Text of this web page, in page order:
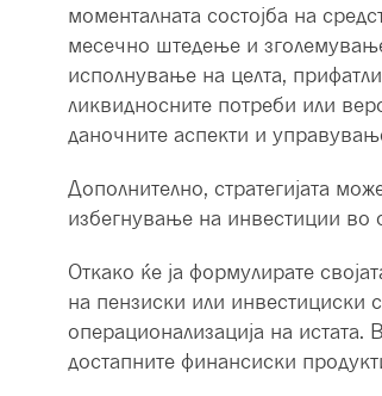
моменталната состојба на
месечно штедење и
исполнување на целта,
ликвидносните потреби или
даночните аспекти и
Дополнително, стратегијата
избегнување на инвестиции во
Откако ќе ја формулирате
на пензиски или инвестициски
операционализација на
достапните финансиски